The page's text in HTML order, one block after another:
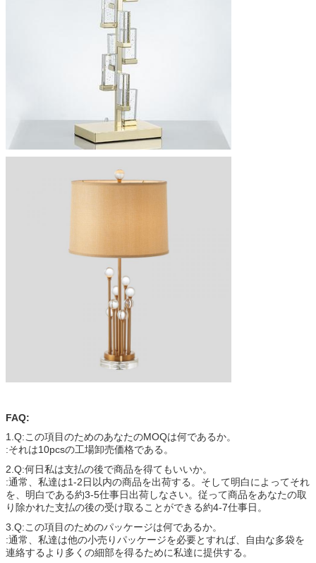
FAQ:
1.Q:この項目のためのあなたのMOQは何であるか。
:それは10pcsの工場卸売価格である。
2.Q:何日私は支払の後で商品を得てもいいか。
:通常、私達は1-2日以内の商品を出荷する。そして明白によってそれ
を、明白である約3-5仕事日出荷しなさい。従って商品をあなたの取
り除かれた支払の後の受け取ることができる約4-7仕事日。
3.Q:この項目のためのパッケージは何であるか。
:通常、私達は他の小売りパッケージを必要とすれば、自由な多袋を
連絡するより多くの細部を得るために私達に提供する。